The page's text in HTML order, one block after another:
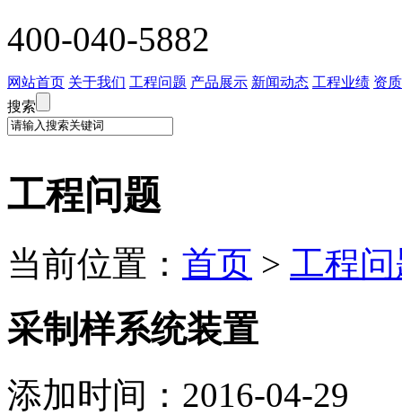
400-040-5882
网站首页 关于我们 工程问题 产品展示 新闻动态 工程业绩 资
搜索
工程问题
当前位置： 首页 > 工程
采制样系统装置
添加时间：2016-04-29